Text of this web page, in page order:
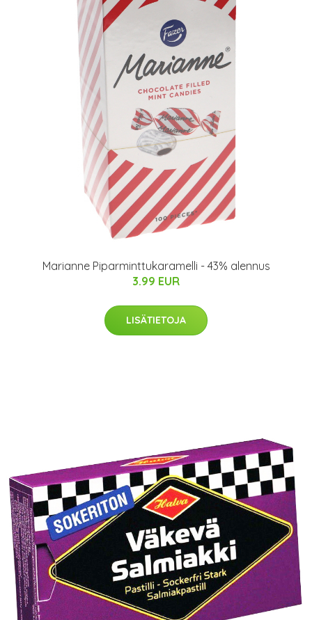
Marianne Piparminttukaramelli - 43% alennus
3.99 EUR
LISÄTIETOJA